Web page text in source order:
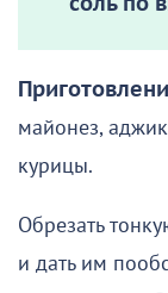
майонез,
курицы.
Обрезать
и дать им